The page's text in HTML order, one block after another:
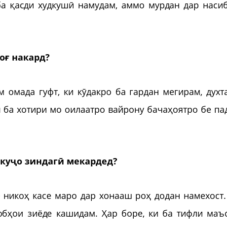
қасди худкушӣ намудам, аммо мурдан дар
накард?
омада гуфт, ки кӯдакро ба гардан мегирам,
хотири мо оилаатро вайрону бачаҳоятро бе
зиндагӣ мекардед?
касе маро дар хонааш роҳ додан
зиёде кашидам. Ҳар боре, ки ба тифли